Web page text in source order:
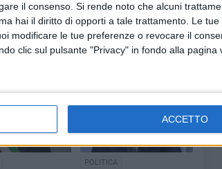
il consenso. Si rende noto che alcuni
hai il diritto di opporti a tale trattamento. Le
modificare le tue preferenze o revocare il
clic sul pulsante "Privacy" in fondo alla pagina
ACCETTO
POLITICA